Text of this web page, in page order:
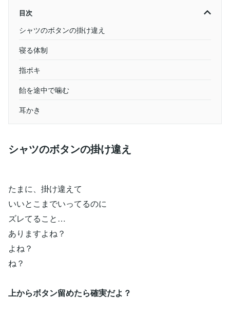
目次
シャツのボタンの掛け違え
寝る体制
指ポキ
飴を途中で噛む
耳かき
シャツのボタンの掛け違え
たまに、掛け違えて
いいとこまでいってるのに
ズレてること…
ありますよね？
よね？
ね？
上からボタン留めたら確実だよ？